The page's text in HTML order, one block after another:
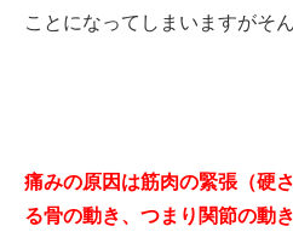
ことになってしまいますがそ
痛みの原因は筋肉の緊張（硬
る骨の動き、つまり関節の動